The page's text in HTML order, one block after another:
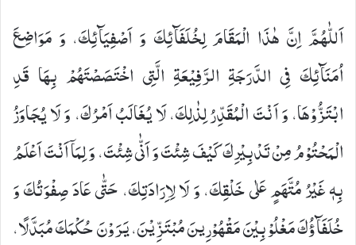
اَللّٰهُمَّ اِنَّ هٰذَا الْمَقَامَ لِخُلَفَآئِكَ وَ اَصْفِیَآئِكَ، وَ مَوَاضِعَ
اُمَنَآئِكَ فِی الدَّرَجَةِ الرَّفِیْعَةِ الَّتِی اخْتَصَصْتَهُمْ بِهَا قَدِ
ابْتَزُّوْهَا، وَ اَنْتَ الْمُقَدِّرُ لِذٰلِكَ، لَا یُغَالَبُ اَمْرُكَ، وَ لَا یُجَاوَزُ
الْمَحْتُوْمُ مِنْ تَدْبِیْرِكَ‏ كَیْفَ شِئْتَ وَ اَنّٰى شِئْتَ، وَ لِمَاۤ اَنْتَ اَعْلَمُ
بِهٖ غَیْرُ مُتَّهَمٍ عَلٰى خَلْقِكَ، وَ لَا لِاِرَادَتِكَ، حَتّٰى عَادَ صِفْوَتُكَ وَ
خُلَفَآؤُكَ مَغْلُوْبِیْنَ مَقْهُوْرِینَ مُبْتَزِّیْنَ، یَرَوْنَ حُكْمَكَ مُبَدَّلًا،